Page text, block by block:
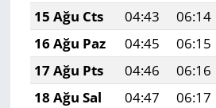
15 Ağu Cts
04:43 06:14
16 Ağu Paz
04:45 06:15
17 Ağu Pts
04:46 06:16
18 Ağu Sal
04:47 06:17